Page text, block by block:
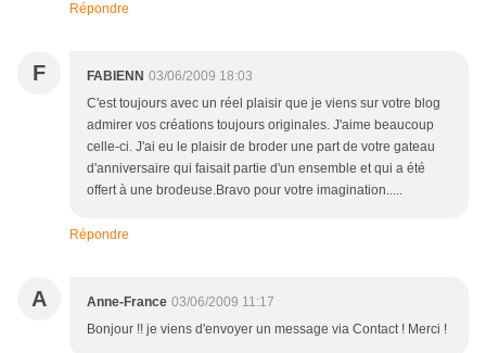
Répondre
F FABIENN 03/06/2009 18:03
C'est toujours avec un réel plaisir que je viens sur votre blog
admirer vos créations toujours originales. J'aime beaucoup
celle-ci. J'ai eu le plaisir de broder une part de votre gateau
d'anniversaire qui faisait partie d'un ensemble et qui a été
offert à une brodeuse.Bravo pour votre imagination.....
Répondre
A Anne-France 03/06/2009 11:17
Bonjour !! je viens d'envoyer un message via Contact ! Merci !